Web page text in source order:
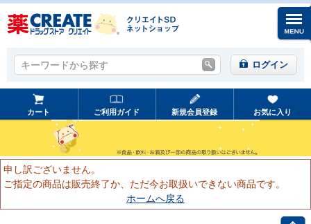
キーワードから探す
キーワードから探す ログイン
カート ご利用ガイド 新規会員登録 お気に入り
申し訳ございません。
ご指定の商品は販売終了か、ただ今お取扱いできない商品です。
ホームへ戻る